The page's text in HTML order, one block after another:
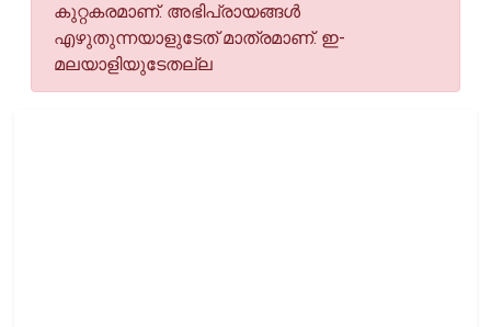
കുറ്റകരമാണ്. അഭിപ്രായങ്ങള്‍
എഴുതുന്നയാളുടേത് മാത്രമാണ്. ഇ-
മലയാളിയുടേതല്ല